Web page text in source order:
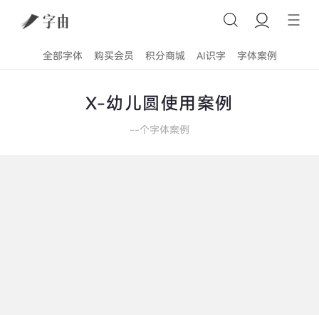
全部字体 购买会员 积分商城 AI识字 字体案例
X-幼儿圆使用案例
--个字体案例